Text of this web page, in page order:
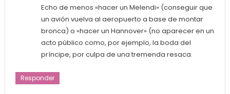
Echo de menos «hacer un Melendi» (conseguir que
un avión vuelva al aeropuerto a base de montar
bronca) o «hacer un Hannover» (no aparecer en un
acto público como, por ejemplo, la boda del
príncipe, por culpa de una tremenda resaca.
Responder